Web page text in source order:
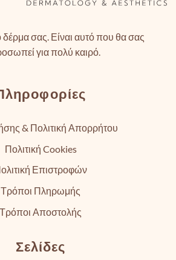
σας. Είναι αυτό που θα σας
για πολύ καιρό.
& Πολιτική Απορρήτου
Πολιτική Cookies
Επιστροφών
Τρόποι Πληρωμής
Τρόποι Αποστολής
Σελίδες